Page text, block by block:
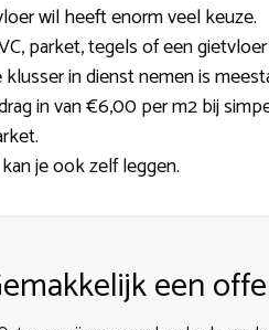
wil heeft enorm veel keuze.
parket, tegels of een
in dienst nemen is
in van €6,00 per m2 bij
je ook zelf leggen.
een